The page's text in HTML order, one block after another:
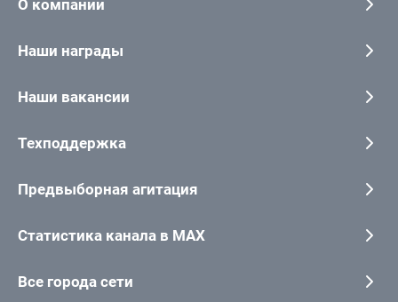
О компании
Наши награды
Наши вакансии
Техподдержка
Предвыборная агитация
Статистика канала в MAX
Все города сети